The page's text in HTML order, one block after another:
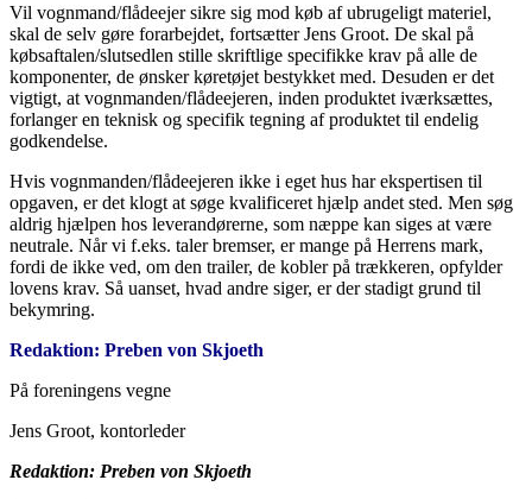
Vil vognmand/flådeejer sikre sig mod køb af ubrugeligt materiel,
skal de selv gøre forarbejdet, fortsætter Jens Groot. De skal på
købsaftalen/slutsedlen stille skriftlige specifikke krav på alle de
komponenter, de ønsker køretøjet bestykket med. Desuden er det
vigtigt, at vognmanden/flådeejeren, inden produktet iværksættes,
forlanger en teknisk og specifik tegning af produktet til endelig
godkendelse.
Hvis vognmanden/flådeejeren ikke i eget hus har ekspertisen til
opgaven, er det klogt at søge kvalificeret hjælp andet sted. Men søg
aldrig hjælpen hos leverandørerne, som næppe kan siges at være
neutrale. Når vi f.eks. taler bremser, er mange på Herrens mark,
fordi de ikke ved, om den trailer, de kobler på trækkeren, opfylder
lovens krav. Så uanset, hvad andre siger, er der stadigt grund til
bekymring.
Redaktion: Preben von Skjoeth
På foreningens vegne
Jens Groot, kontorleder
Redaktion: Preben von Skjoeth